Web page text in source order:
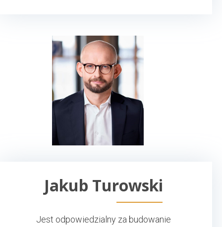
Jakub Turowski
Jest odpowiedzialny za budowanie